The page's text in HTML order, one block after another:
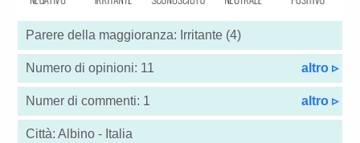
Parere della maggioranza: Irritante (4)
Numero di opinioni: 11 altro ▹
Numer di commenti: 1 altro ▹
Città: Albino - Italia